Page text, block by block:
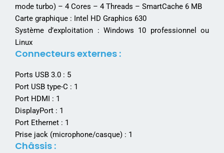
mode turbo) – 4 Cores – 4 Threads – SmartCache 6 MB
Carte graphique : Intel HD Graphics 630
Système d’exploitation : Windows 10 professionnel ou
Linux
Connecteurs externes :
Ports USB 3.0 : 5
Port USB type-C : 1
Port HDMI : 1
DisplayPort : 1
Port Ethernet : 1
Prise jack (microphone/casque) : 1
Châssis :